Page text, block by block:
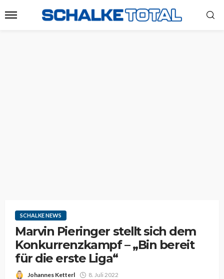
SCHALKE NEWS
Marvin Pieringer stellt sich dem
Konkurrenzkampf – „Bin bereit
für die erste Liga“
Johannes Ketterl 8. Juli 2022